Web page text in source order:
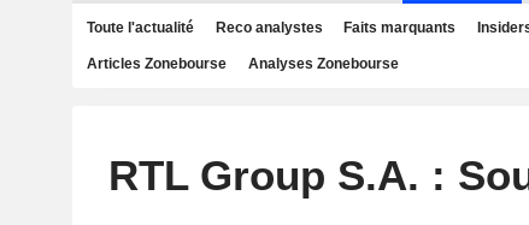
Toute l'actualité Reco analystes Faits marquants
Articles Zonebourse Analyses Zonebourse
RTL Group S.A. :